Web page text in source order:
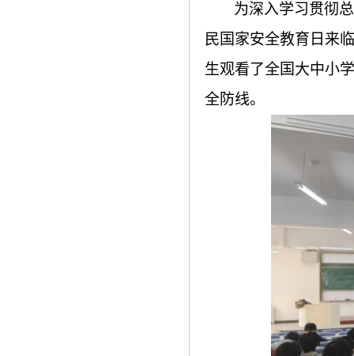
为深入学习贯彻
民国家安全教育日来
生观看了全国大中小
全防线。